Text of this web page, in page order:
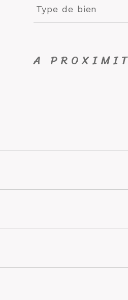
de
bien
Type de bien
A